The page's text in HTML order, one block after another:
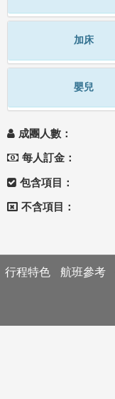
加床
嬰兒
成團人數：
每人訂金：
包含項目：
不含項目：
行程特色 航班參考